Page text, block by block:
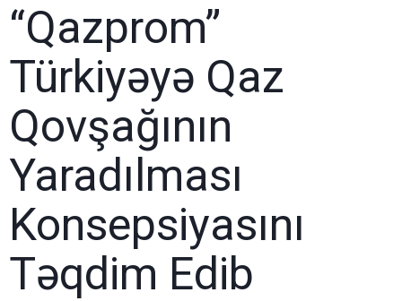
“qazprom”
Türkiyəyə Qaz
Qovşağının
Yaradılması
Konsepsiyasını
Təqdim Edib